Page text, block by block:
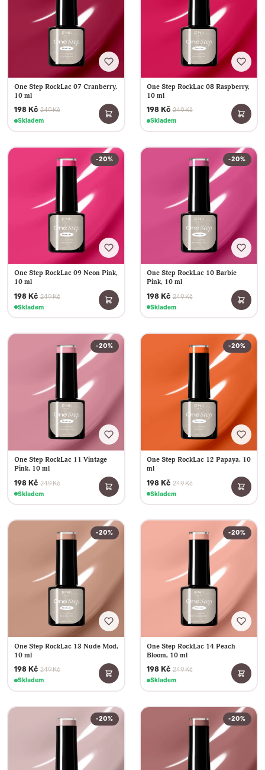
One Step RockLac 07 Cranberry,
10 ml
198 Kč 249 Kč
Skladem
One Step RockLac 08 Raspberry,
10 ml
198 Kč 249 Kč
Skladem
-20%
One Step RockLac 09 Neon Pink,
10 ml
198 Kč 249 Kč
Skladem
-20%
One Step RockLac 10 Barbie
Pink, 10 ml
198 Kč 249 Kč
Skladem
-20%
One Step RockLac 11 Vintage
Pink, 10 ml
198 Kč 249 Kč
Skladem
-20%
One Step RockLac 12 Papaya, 10
ml
198 Kč 249 Kč
Skladem
-20%
One Step RockLac 13 Nude Mod,
10 ml
198 Kč 249 Kč
Skladem
-20%
One Step RockLac 14 Peach
Bloom, 10 ml
198 Kč 249 Kč
Skladem
-20% -20%